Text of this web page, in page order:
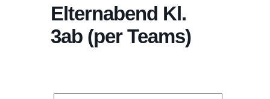
Elternabend Kl.
3ab (per Teams)